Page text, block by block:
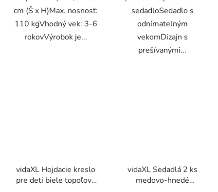
cm (Š x H)Max. nosnosť:
110 kgVhodný vek: 3-6
rokovVýrobok je...
sedadloSedadlo s
odnímateľným
vekomDizajn s
prešívanými...
vidaXL Hojdacie kreslo
pre deti biele topoľový
vidaXL Sedadlá 2 ks
medovo-hnedé